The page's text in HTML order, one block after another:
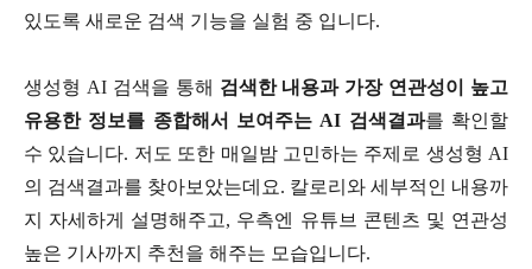
있도록 새로운 검색 기능을 실험 중 입니다.
생성형 AI 검색을 통해 검색한 내용과 가장 연관성이 높고
유용한 정보를 종합해서 보여주는 AI 검색결과를 확인할
수 있습니다. 저도 또한 매일밤 고민하는 주제로 생성형 AI
의 검색결과를 찾아보았는데요. 칼로리와 세부적인 내용까
지 자세하게 설명해주고, 우측엔 유튜브 콘텐츠 및 연관성
높은 기사까지 추천을 해주는 모습입니다.